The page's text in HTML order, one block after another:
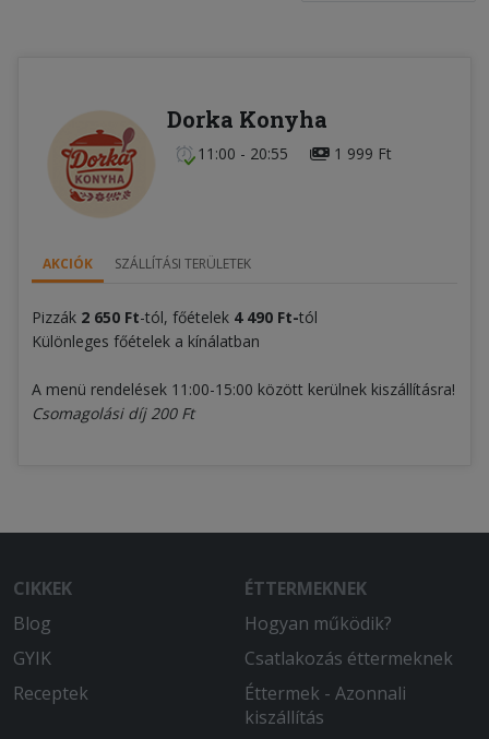
Dorka Konyha
11:00 - 20:55 1 999 Ft
AKCIÓK SZÁLLÍTÁSI TERÜLETEK
Pizzák 2 650 Ft-tól, főételek 4 490 Ft-tól
Különleges főételek a kínálatban
A menü rendelések 11:00-15:00 között kerülnek kiszállításra!
Csomagolási díj 200 Ft
CIKKEK
Blog
GYIK
Receptek
ÉTTERMEKNEK
Hogyan működik?
Csatlakozás éttermeknek
Éttermek - Azonnali
kiszállítás